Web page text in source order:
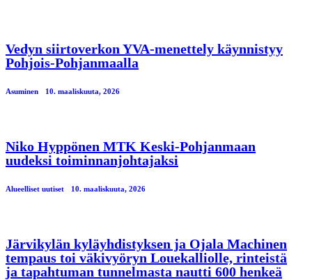
Vedyn siirtoverkon YVA-menettely käynnistyy
Pohjois-Pohjanmaalla
Asuminen 10. maaliskuuta, 2026
Niko Hyppönen MTK Keski-Pohjanmaan
uudeksi toiminnanjohtajaksi
Alueelliset uutiset 10. maaliskuuta, 2026
Järvikylän kyläyhdistyksen ja Ojala Machinen
tempaus toi väkivyöryn Louekalliolle, rinteistä
ja tapahtuman tunnelmasta nautti 600 henkeä